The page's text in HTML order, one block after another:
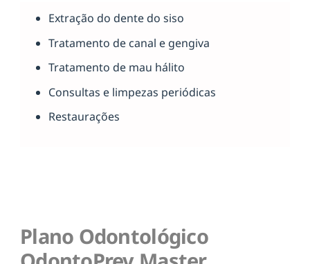
Extração do dente do siso
Tratamento de canal e gengiva
Tratamento de mau hálito
Consultas e limpezas periódicas
Restaurações
Plano Odontológico